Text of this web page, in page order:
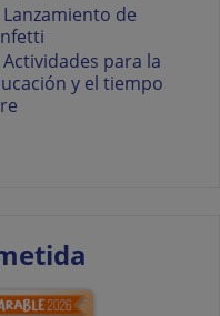
Lanzamiento de
Actividades para la
y el tiempo